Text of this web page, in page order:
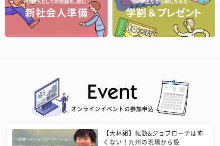
オンラインイベントの参加申込
【大林組】転勤&ジョブローテは怖
くない！九州の現場から設